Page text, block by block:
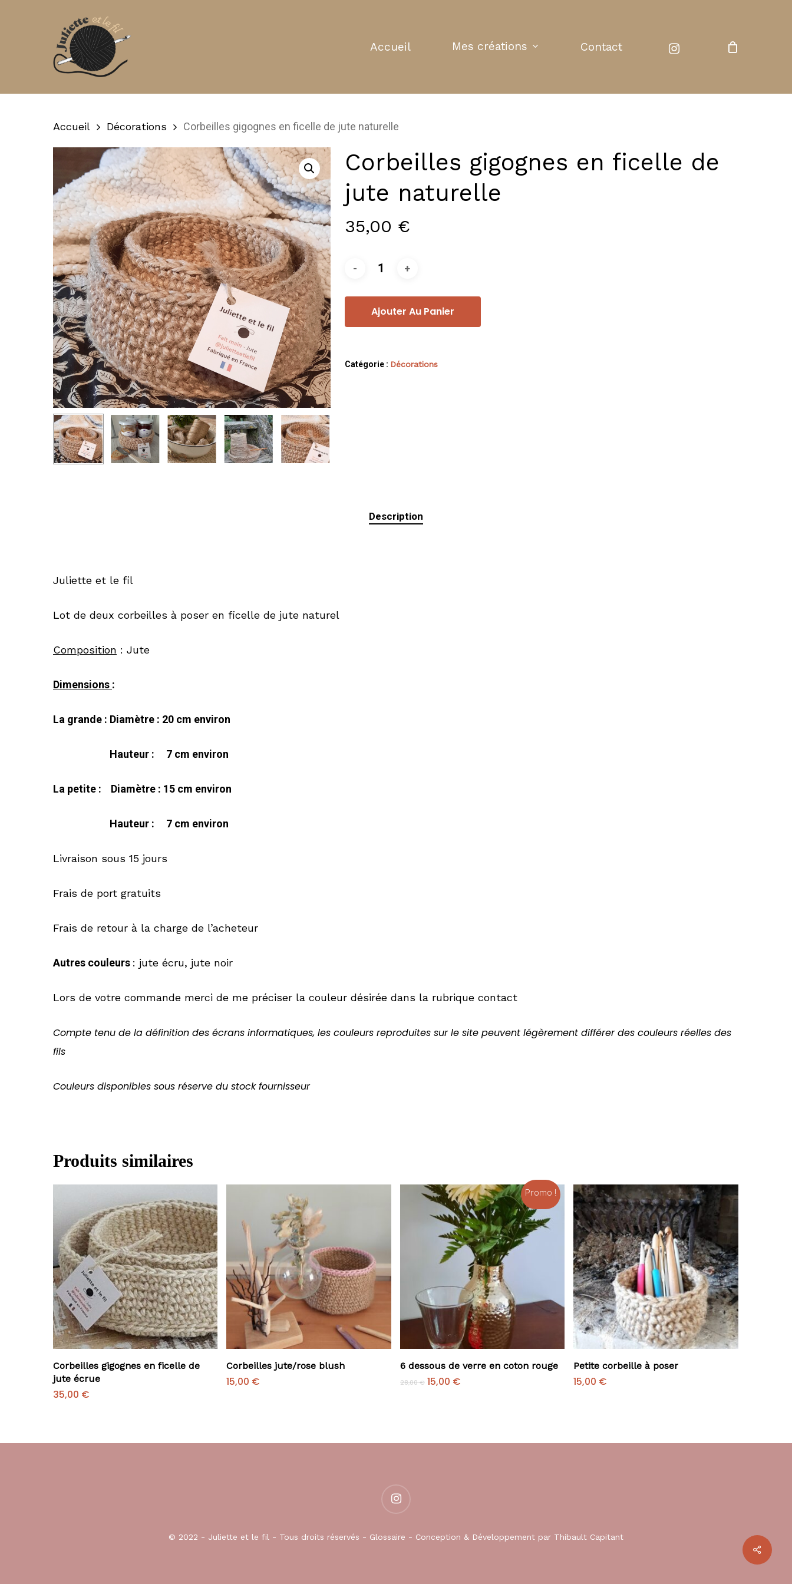
Accueil Mes créations Contact instagram
Accueil Décorations Corbeilles gigognes en ficelle de jute naturelle
Corbeilles gigognes en ficelle de
jute naturelle
35,00 €
Ajouter Au Panier
Catégorie : Décorations
Description
Juliette et le fil
Lot de deux corbeilles à poser en ficelle de jute naturel
Composition : Jute
Dimensions :
La grande : Diamètre : 20 cm environ
Hauteur : 7 cm environ
La petite : Diamètre : 15 cm environ
Hauteur : 7 cm environ
Livraison sous 15 jours
Frais de port gratuits
Frais de retour à la charge de l’acheteur
Autres couleurs : jute écru, jute noir
Lors de votre commande merci de me préciser la couleur désirée dans la rubrique contact
Compte tenu de la définition des écrans informatiques, les couleurs reproduites sur le site peuvent légèrement différer des couleurs réelles des
fils
Couleurs disponibles sous réserve du stock fournisseur
Produits similaires
Ajouter Au Panier
Corbeilles gigognes en ficelle de
jute écrue
35,00 €
Ajouter Au Panier
Corbeilles jute/rose blush
15,00 €
Promo !
Ajouter Au Panier
6 dessous de verre en coton rouge
28,00€ Le
prix
15,00 €Le
Ajouter Au Panier
Petite corbeille à poser
15,00 €
© 2022 - Juliette et le fil - Tous droits réservés - Glossaire - Conception & Développement par Thibault Capitant